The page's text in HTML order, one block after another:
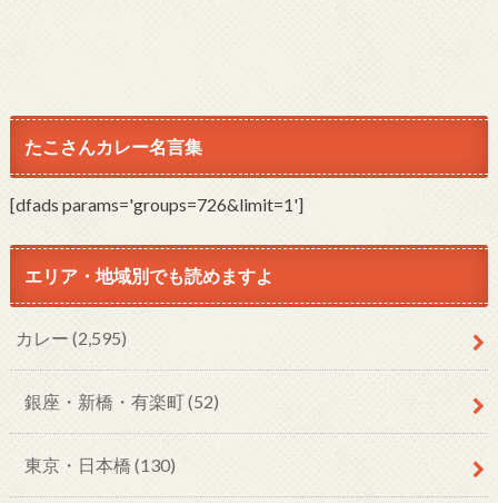
たこさんカレー名言集
[dfads params='groups=726&limit=1']
エリア・地域別でも読めますよ
カレー (2,595)
銀座・新橋・有楽町(52)
東京・日本橋 (130)